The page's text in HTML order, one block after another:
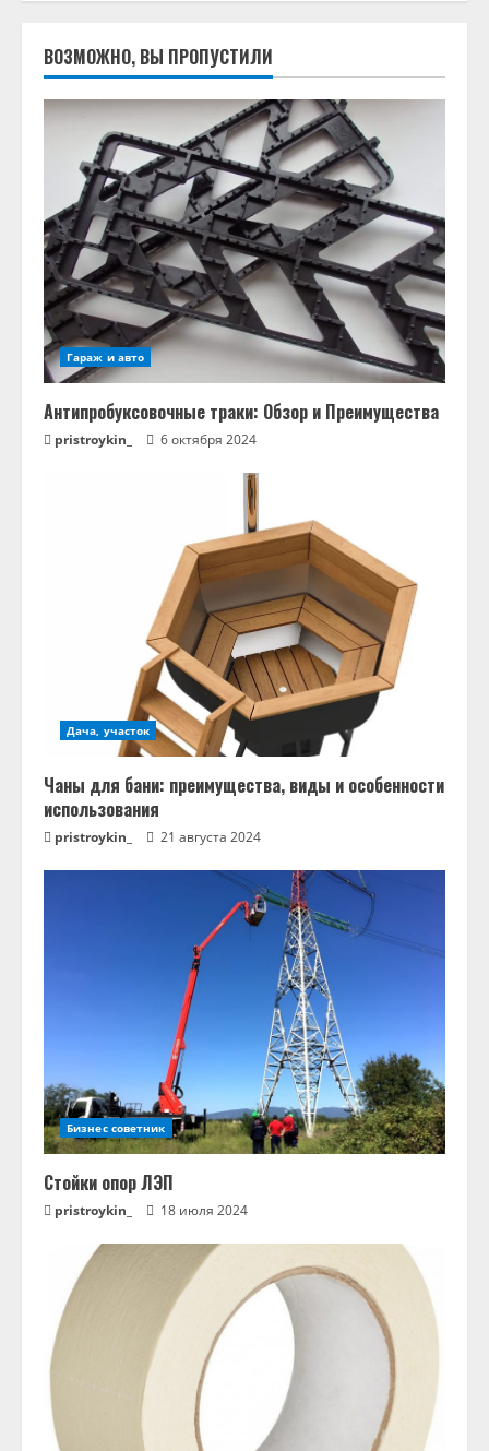
ВОЗМОЖНО, ВЫ ПРОПУСТИЛИ
Гараж и авто
Антипробуксовочные траки: Обзор и Преимущества
pristroykin_ 6 октября 2024
Дача, участок
Чаны для бани: преимущества, виды и особенности
использования
pristroykin_ 21 августа 2024
Бизнес советник
Стойки опор ЛЭП
pristroykin_ 18 июля 2024